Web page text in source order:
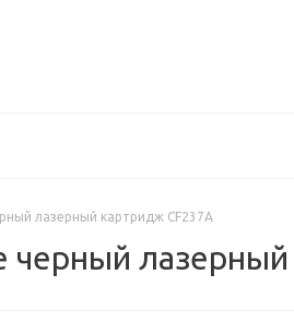
лазерный картридж CF237A
черный